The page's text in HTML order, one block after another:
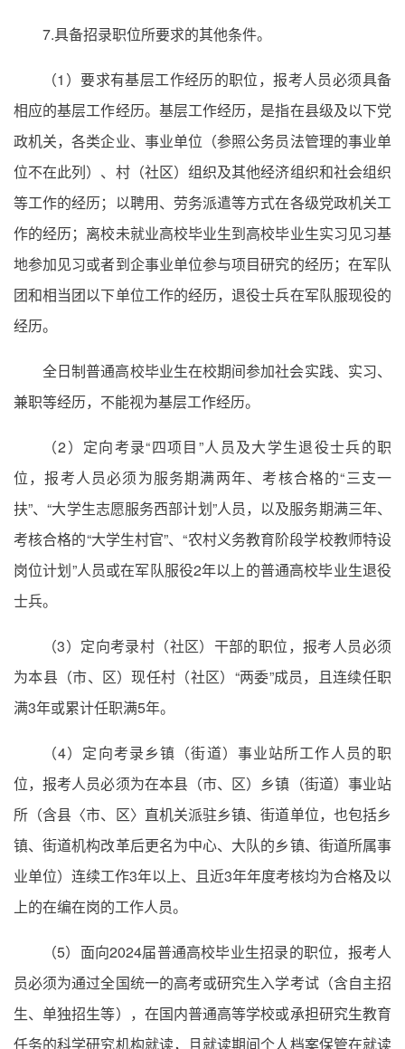
7.具备招录职位所要求的其他条件。
（1）要求有基层工作经历的职位，报考人员必须具备
相应的基层工作经历。基层工作经历，是指在县级及以下党
政机关，各类企业、事业单位（参照公务员法管理的事业单
位不在此列）、村（社区）组织及其他经济组织和社会组织
等工作的经历；以聘用、劳务派遣等方式在各级党政机关工
作的经历；离校未就业高校毕业生到高校毕业生实习见习基
地参加见习或者到企事业单位参与项目研究的经历；在军队
团和相当团以下单位工作的经历，退役士兵在军队服现役的
经历。
全日制普通高校毕业生在校期间参加社会实践、实习、
兼职等经历，不能视为基层工作经历。
（2）定向考录“四项目”人员及大学生退役士兵的职
位，报考人员必须为服务期满两年、考核合格的“三支一
扶”、“大学生志愿服务西部计划”人员，以及服务期满三年、
考核合格的“大学生村官”、“农村义务教育阶段学校教师特设
岗位计划”人员或在军队服役2年以上的普通高校毕业生退役
士兵。
（3）定向考录村（社区）干部的职位，报考人员必须
为本县（市、区）现任村（社区）“两委”成员，且连续任职
满3年或累计任职满5年。
（4）定向考录乡镇（街道）事业站所工作人员的职
位，报考人员必须为在本县（市、区）乡镇（街道）事业站
所（含县〈市、区〉直机关派驻乡镇、街道单位，也包括乡
镇、街道机构改革后更名为中心、大队的乡镇、街道所属事
业单位）连续工作3年以上、且近3年年度考核均为合格及以
上的在编在岗的工作人员。
（5）面向2024届普通高校毕业生招录的职位，报考人
员必须为通过全国统一的高考或研究生入学考试（含自主招
生、单独招生等），在国内普通高等学校或承担研究生教育
任务的科学研究机构就读，且就读期间个人档案保管在就读